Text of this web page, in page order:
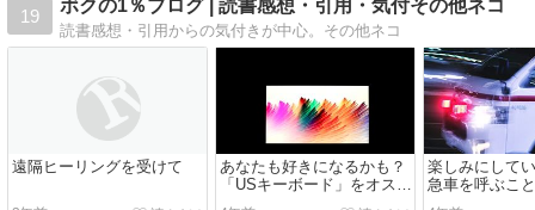
19
ボクの1％ブログ | 読書感想・引用・気付その他ネコ
読書感想・引用からの気付きが中心。その他ネコ
遠隔ヒーリングを受けて
あなたも好きになるかも？
「USキーボード」をオスス
メする３つの理由。
楽しみにして
急車を呼ぶこ